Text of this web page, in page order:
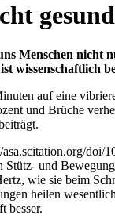
Menschen nicht
wissenschaftlich
auf eine
und Brüche
doi/
und
wie sie beim
heilen
besser.